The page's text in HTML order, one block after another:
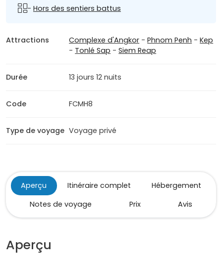
- Hors des sentiers battus
Attractions Complexe d'Angkor -Phnom Penh -Kep
- Tonlé Sap -Siem Reap
Durée 13 jours 12 nuits
Code FCMH8
Type de voyage Voyage privé
Aperçu Itinéraire complet
Hébergement
Notes de voyage
Prix Avis
Aperçu